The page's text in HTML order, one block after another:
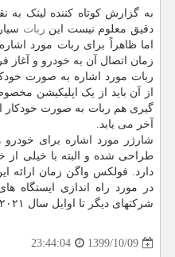
به گزارش کوتاه کننده لینک به
دقیق معلوم نیست این ربات
اما ظاهراً برای ربات مورد
زمان اتصال آن به خودرو و آغاز
ربات مورد اشاره به صورت
از آن باید از یک اپلیکیشن
گیری هم ربات به صورت خودکار
آخر می یابد.
طراحی شده و البته با خیلی از
دارد. فولکس واگن زمان ارائه
در مورد راه اندازی ایستگاه
شرکتهای دیگر تا اوایل سال ۲۰۲۱ انتشار یافته است.
1399/10/09
23:44:04